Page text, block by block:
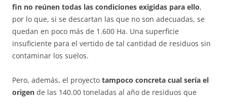
fin no reúnen todas las condiciones exigidas para ello,
por lo que, si se descartan las que no son adecuadas, se
quedan en poco más de 1.600 Ha. Una superficie
insuficiente para el vertido de tal cantidad de residuos sin
contaminar los suelos.
Pero, además, el proyecto tampoco concreta cual sería el
origen de las 140.00 toneladas al año de residuos que